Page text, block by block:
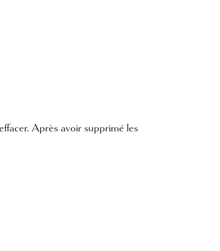
Après avoir supprimé les